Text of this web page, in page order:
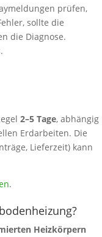
prüfen,
sollte die
die Diagnose.
2–5 Tage, abhängig
Erdarbeiten. Die
Lieferzeit) kann
.
Heizkörpern